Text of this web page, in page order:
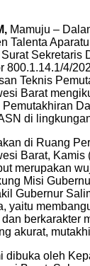
Mamuju –
Talenta
Sekretaris
800.1.14.1/4/
Teknis
Barat
di
di Ruang
Barat, Kamis
merupakan
Misi
Gubernur
yaitu
berkarakter
akurat,
dibuka oleh